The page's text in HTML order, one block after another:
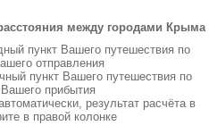
между городами Крыма
пункт Вашего путешествия по
отправления
пункт Вашего путешествия по
прибытия
результат расчёта в
в правой колонке